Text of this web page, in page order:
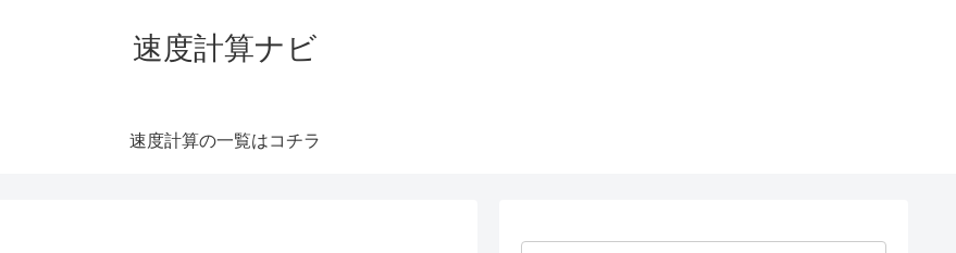
速度計算ナビ
速度計算の一覧はコチラ